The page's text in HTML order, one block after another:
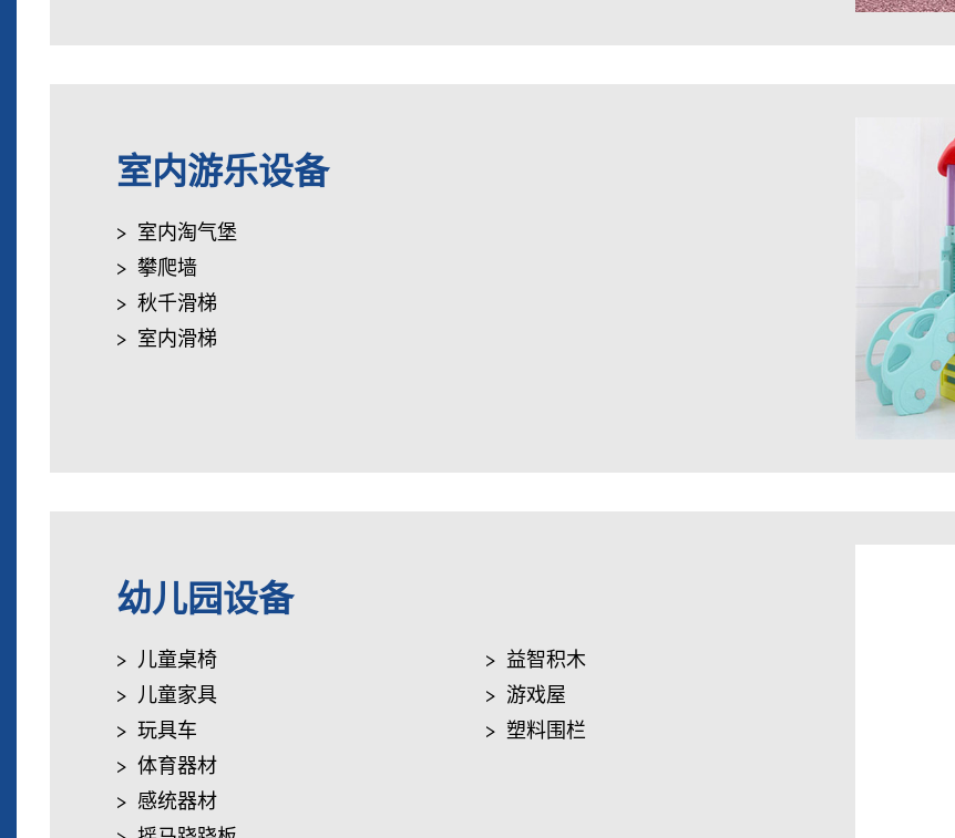
室内游乐设备
室内淘气堡
攀爬墙
秋千滑梯
室内滑梯
幼儿园设备
儿童桌椅
儿童家具
玩具车
体育器材
感统器材
益智积木
游戏屋
塑料围栏